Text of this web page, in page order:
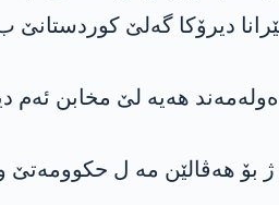
دیرۆکا گەلێ کوردستانێ
ھەیە لێ مخابن ئەم
ژ بۆ ھەڤالێن مە ل حکوومەتێ